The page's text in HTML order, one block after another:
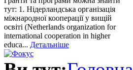
тут: 1. Нідерландська організація
міжнародної кооперації у вищій
освіті (Netherlands organization for
international cooperation in higher
educa... Детальніше